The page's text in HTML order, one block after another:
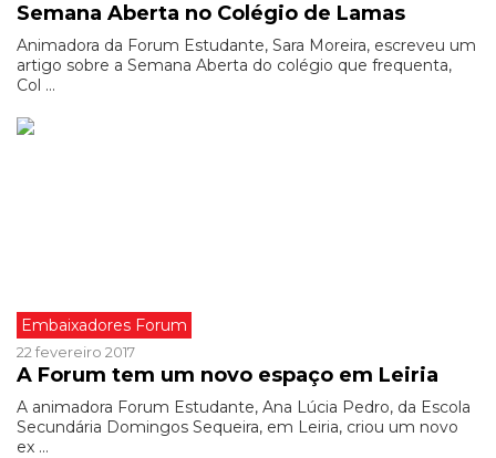
Semana Aberta no Colégio de Lamas
Animadora da Forum Estudante, Sara Moreira, escreveu um
artigo sobre a Semana Aberta do colégio que frequenta,
Col ...
Embaixadores Forum
22 fevereiro 2017
A Forum tem um novo espaço em Leiria
A animadora Forum Estudante, Ana Lúcia Pedro, da Escola
Secundária Domingos Sequeira, em Leiria, criou um novo
ex ...